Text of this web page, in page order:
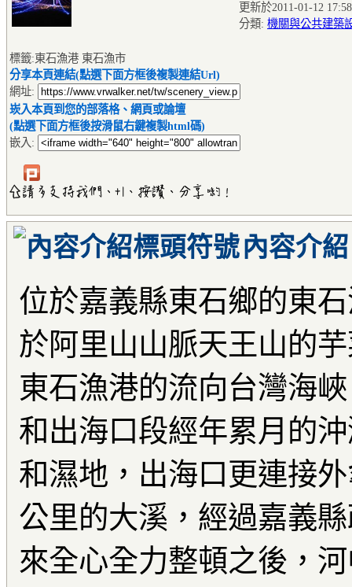
更新於2011-01-12
分類: 機關與公共建築
標籤:東石漁港 東石漁市
分享本頁連結(點選下面方框後複製連結Url)
網址:
崁入本頁到您的部落格、網頁或論壇
(點選下面方框後按滑鼠右鍵複製html碼)
嵌入:
內容介紹
位於嘉義縣東石鄉的東
於阿里山山脈天王山的
東石漁港的流向台灣海
和出海口段經年累月的
和濕地，出海口更連接
公里的大溪，經過嘉義
來全心全力整頓之後，